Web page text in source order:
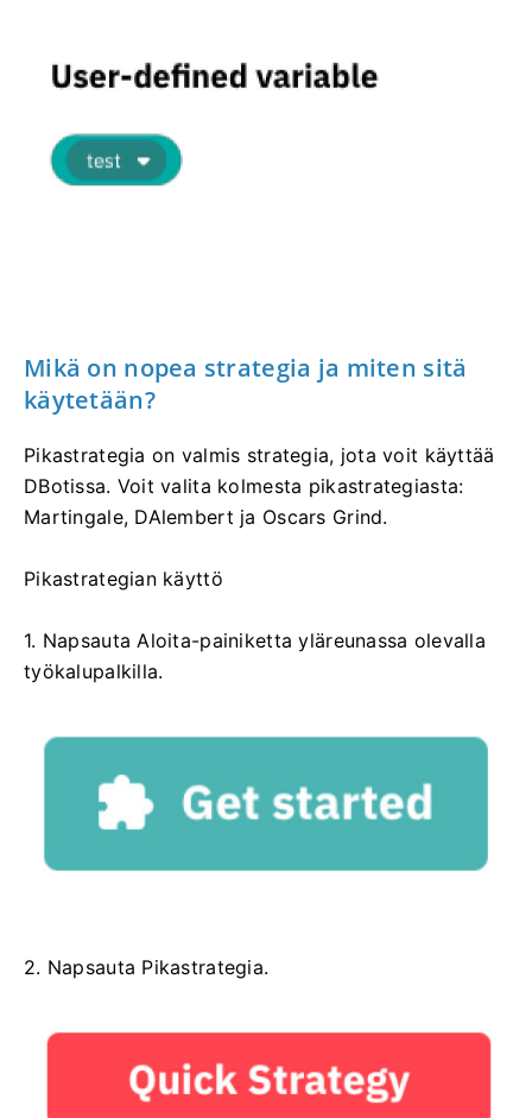
Mikä on nopea strategia ja miten sitä
käytetään?
Pikastrategia on valmis strategia, jota voit käyttää
DBotissa. Voit valita kolmesta pikastrategiasta:
Martingale, DAlembert ja Oscars Grind.
Pikastrategian käyttö
1. Napsauta Aloita-painiketta yläreunassa olevalla
työkalupalkilla.
2. Napsauta Pikastrategia.